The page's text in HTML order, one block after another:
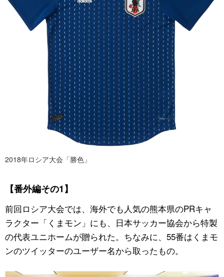
2018年ロシア大会「勝色」
【番外編その1】
前回ロシア大会では、海外でも人気の熊本県のPRキャ
ラクター「くまモン」にも、日本サッカー協会から特製
の代表ユニホームが贈られた。ちなみに、55番はくまモ
ンのツイッターのユーザー名から取ったもの。